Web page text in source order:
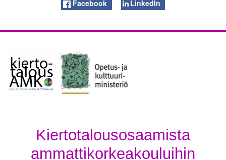
Facebook LinkedIn
Kiertotalousosaamista
ammattikorkeakouluihin